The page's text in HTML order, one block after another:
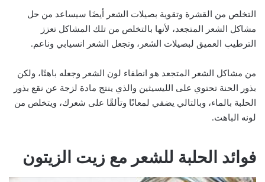
التخلص من القشرة وتقوية بصيلات الشعر أيضَا سيساعد من حل
مشاكل الشعر المتجعد، لأنها بالتخلص من تلك المشاكل تعزز
الترطيب العميق لبصيلات الشعر، وتجعل الشعر انسيابي وناعم.
من مشاكل الشعر المتجعد هو انطفاء لون الشعر وجعله باهتًا، ولكن
بذور الحنة تحتوي على الليسيثين والذي ينتج مادة لزجة عن نقع بذور
الحلبة بالماء، وبالتالي يضفي لمعانًا وتألقًا على شعرك، ويتخلص من
لونه الباهت.
فوائد الحلبة للشعر مع زيت الزيتون